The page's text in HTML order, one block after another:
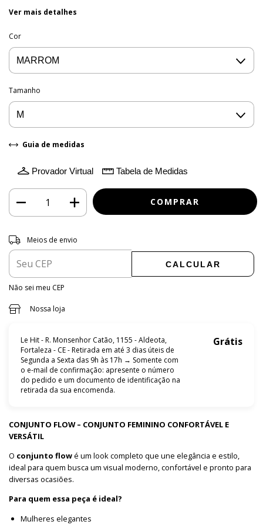
Ver mais detalhes
Cor
Tamanho
Guia de medidas
Provador Virtual Tabela de Medidas
Entregas para o CEP:
Meios de envio
CALCULAR
Não sei meu CEP
Nossa loja
Le Hit - R. Monsenhor Catão, 1155 - Aldeota,
Fortaleza - CE - Retirada em até 3 dias úteis de
Segunda a Sexta das 9h às 17h → Somente com
o e-mail de confirmação: apresente o número
do pedido e um documento de identificação na
retirada da sua encomenda.
Grátis
CONJUNTO FLOW – CONJUNTO FEMININO CONFORTÁVEL E
VERSÁTIL
O conjunto flowé um look completo que une elegância e estilo,
ideal para quem busca um visual moderno, confortável e pronto para
diversas ocasiões.
Para quem essa peça é ideal?
Mulheres elegantes